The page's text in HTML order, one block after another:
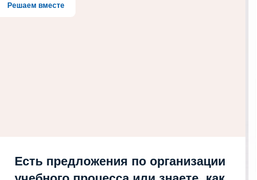
Решаем вместе
Есть предложения по организации